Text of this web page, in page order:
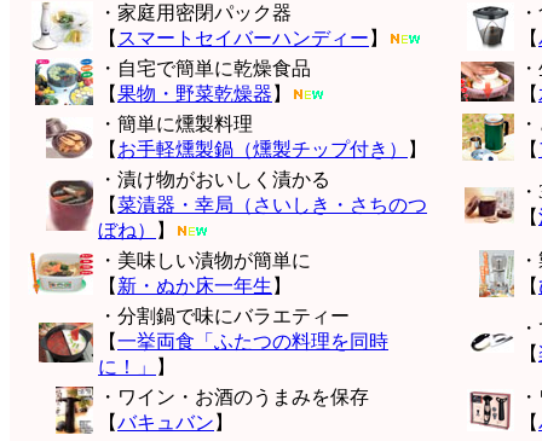
・家庭用密閉パック器
【 スマートセイバーハンディー 】
【
・自宅で簡単に乾燥食品
【果物・野菜乾燥器 】
【
・簡単に燻製料理
【 お手軽燻製鍋（燻製チップ付き） 】
【
・漬け物がおいしく漬かる
【菜漬器・幸局（さいしき・さちのつ
ぼね）
】
【
・美味しい漬物が簡単に
【 新・ぬか床一年生 】
【
・分割鍋で味にバラエティー
【一挙両食「ふたつの料理を同時
に！」
】
【
・ワイン・お酒のうまみを保存
【バキュバン 】
【